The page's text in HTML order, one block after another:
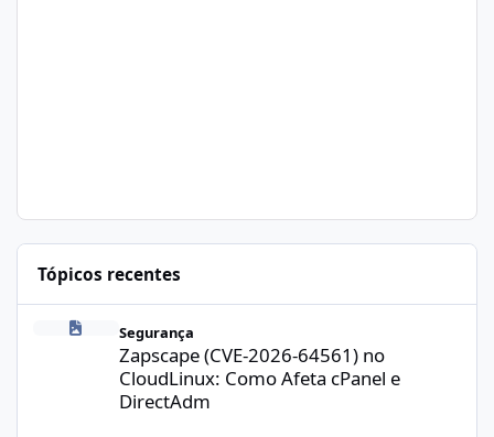
Tópicos recentes
Zapscape (CVE-2026-64561) no CloudLinux: Como Afeta cPanel
Segurança
Zapscape (CVE-2026-64561) no
CloudLinux: Como Afeta cPanel e
DirectAdm